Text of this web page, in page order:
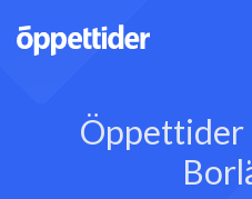
Öppettider